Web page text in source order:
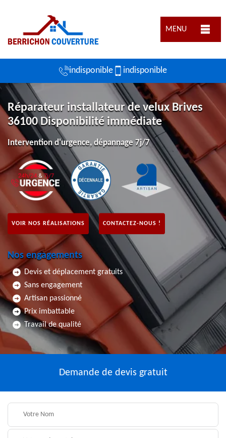
MENU
indisponible indisponible
Réparateur installateur de velux Brives
36100 Disponibilité immédiate
Intervention d'urgence, dépannage 7j/7
VOIR NOS RÉALISATIONS CONTACTEZ-NOUS !
Nos engagements
Devis et déplacement gratuits
Sans engagement
Artisan passionné
Prix imbattable
Travail de qualité
Demande de devis gratuit